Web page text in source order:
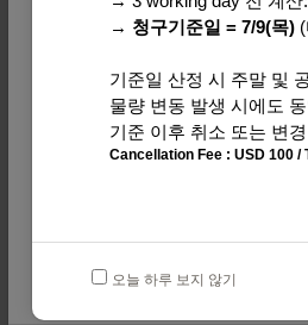
→ 청구기준일 = 7/9(목)
기준일 산정 시 주말 및
물량 변동 발생 시에도
기준 이후 취소 또는 변
Cancellation Fee : USD 100 /
오늘 하루 보지 않기